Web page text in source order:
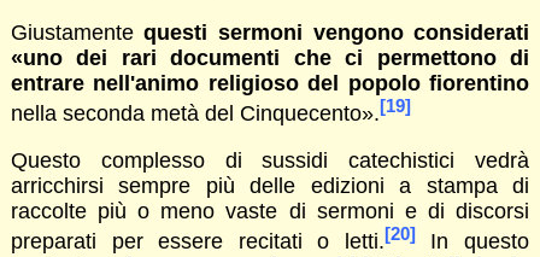
Giustamentequesti sermoni vengono considerati
«uno dei rari documenti che ci permettono di
entrare nell'animo religioso del popolo fiorentino
nella seconda metà del Cinquecento».[19]
Questo complesso di sussidi catechistici vedrà
arricchirsi sempre più delle edizioni a stampa di
raccolte più o meno vaste di sermoni e di discorsi
preparati per essere recitati o letti.[20]In questo